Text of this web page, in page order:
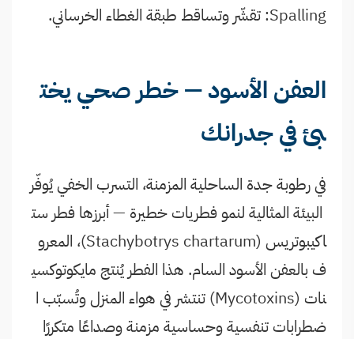
Spalling: تقشّر وتساقط طبقة الغطاء الخرساني.
العفن الأسود — خطر صحي يخت
بئ في جدرانك
في رطوبة جدة الساحلية المزمنة، التسرب الخفي يُوفّر
البيئة المثالية لنمو فطريات خطيرة — أبرزها فطر ست
اكيبوتريس (Stachybotrys chartarum)، المعرو
ف بالعفن الأسود السام. هذا الفطر يُنتج مايكوتوكسي
نات (Mycotoxins) تنتشر في هواء المنزل وتُسبّب ا
ضطرابات تنفسية وحساسية مزمنة وصداعًا متكررًا